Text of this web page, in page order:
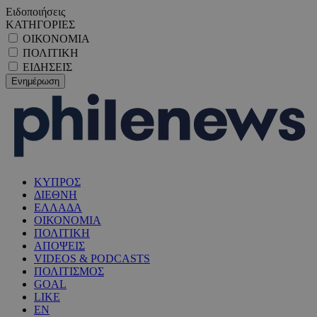
Ειδοποιήσεις
ΚΑΤΗΓΟΡΙΕΣ
ΟΙΚΟΝΟΜΙΑ
ΠΟΛΙΤΙΚΗ
ΕΙΔΗΣΕΙΣ
ΚΥΠΡΟΣ
ΔΙΕΘΝΗ
ΕΛΛΑΔΑ
ΟΙΚΟΝΟΜΙΑ
ΠΟΛΙΤΙΚΗ
ΑΠΟΨΕΙΣ
VIDEOS & PODCASTS
ΠΟΛΙΤΙΣΜΟΣ
GOAL
LIKE
EN